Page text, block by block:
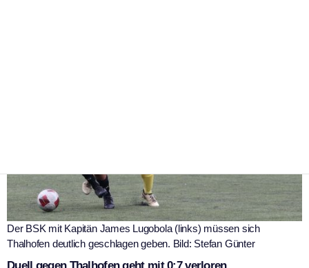
Der BSK mit Kapitän James Lugobola (links) müssen sich
Thalhofen deutlich geschlagen geben. Bild: Stefan Günter